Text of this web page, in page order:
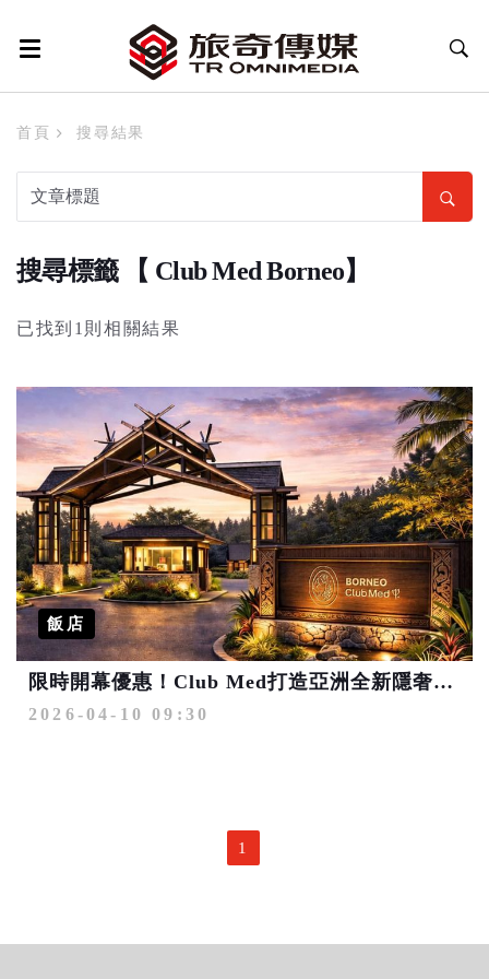
首頁 搜尋結果
搜尋標籤 【 Club Med Borneo】
已找到1則相關結果
飯店
限時開幕優惠！Club Med打造亞洲全新隱奢海島據點 馬來西亞沙巴婆羅洲度假村開放預訂
2026-04-10 09:30
1